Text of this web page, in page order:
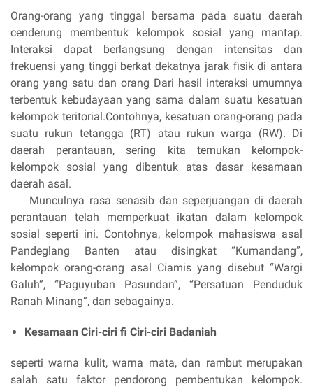
Orang-orang yang tinggal bersama pada suatu daerah
cenderung membentuk kelompok sosial yang mantap.
Interaksi dapat berlangsung dengan intensitas dan
frekuensi yang tinggi berkat dekatnya jarak fisik di antara
orang yang satu dan orang Dari hasil interaksi umumnya
terbentuk kebudayaan yang sama dalam suatu kesatuan
kelompok teritorial.Contohnya, kesatuan orang-orang pada
suatu rukun tetangga (RT) atau rukun warga (RW). Di
daerah perantauan, sering kita temukan kelompok-
kelompok sosial yang dibentuk atas dasar kesamaan
daerah asal.
Munculnya rasa senasib dan seperjuangan di daerah
perantauan telah memperkuat ikatan dalam kelompok
sosial seperti ini. Contohnya, kelompok mahasiswa asal
Pandeglang Banten atau disingkat “Kumandang”,
kelompok orang-orang asal Ciamis yang disebut “Wargi
Galuh”, “Paguyuban Pasundan”, “Persatuan Penduduk
Ranah Minang”, dan sebagainya.
Kesamaan Ciri-ciri fi Ciri-ciri Badaniah
seperti warna kulit, warna mata, dan rambut merupakan
salah satu faktor pendorong pembentukan kelompok.